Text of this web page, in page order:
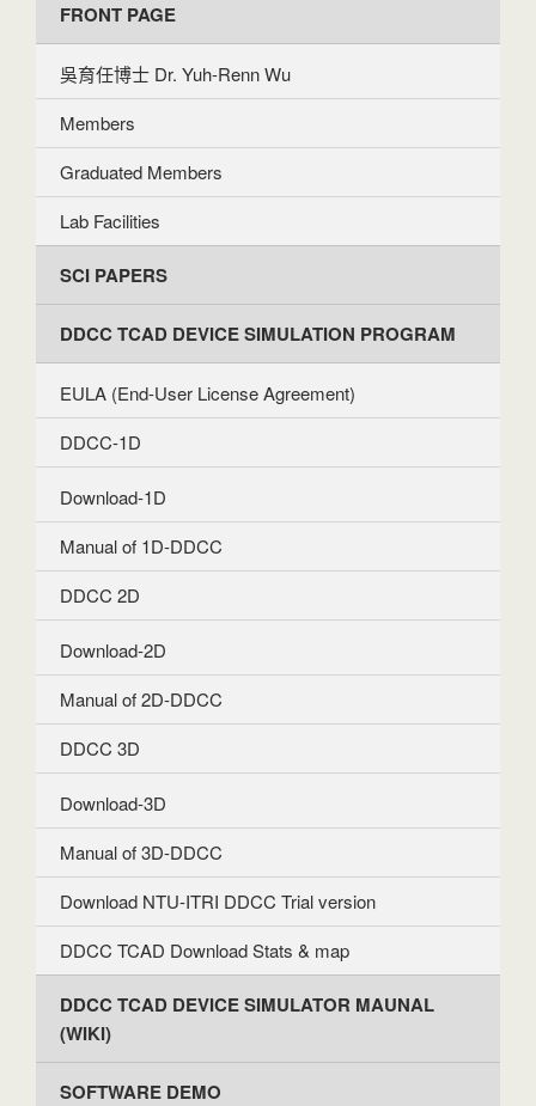
FRONT PAGE
吳育任博士 Dr. Yuh-Renn Wu
Members
Graduated Members
Lab Facilities
SCI PAPERS
DDCC TCAD DEVICE SIMULATION PROGRAM
EULA (End-User License Agreement)
DDCC-1D
Download-1D
Manual of 1D-DDCC
DDCC 2D
Download-2D
Manual of 2D-DDCC
DDCC 3D
Download-3D
Manual of 3D-DDCC
Download NTU-ITRI DDCC Trial version
DDCC TCAD Download Stats & map
DDCC TCAD DEVICE SIMULATOR MAUNAL
(WIKI)
SOFTWARE DEMO